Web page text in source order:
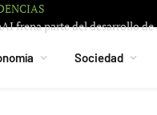
Sociedad